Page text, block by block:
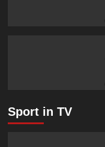
Sport in TV